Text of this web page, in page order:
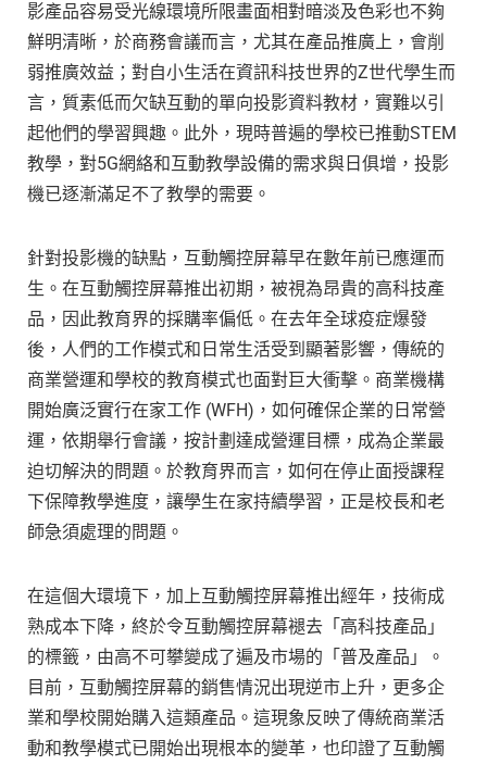
影產品容易受光線環境所限畫面相對暗淡及色彩也不夠
鮮明清晰，於商務會議而言，尤其在產品推廣上，會削
弱推廣效益；對自小生活在資訊科技世界的Z世代學生而
言，質素低而欠缺互動的單向投影資料教材，實難以引
起他們的學習興趣。此外，現時普遍的學校已推動STEM
教學，對5G網絡和互動教學設備的需求與日俱增，投影
機已逐漸滿足不了教學的需要。
針對投影機的缺點，互動觸控屏幕早在數年前已應運而
生。在互動觸控屏幕推出初期，被視為昂貴的高科技產
品，因此教育界的採購率偏低。在去年全球疫症爆發
後，人們的工作模式和日常生活受到顯著影響，傳統的
商業營運和學校的教育模式也面對巨大衝擊。商業機構
開始廣泛實行在家工作 (WFH)，如何確保企業的日常營
運，依期舉行會議，按計劃達成營運目標，成為企業最
迫切解決的問題。於教育界而言，如何在停止面授課程
下保障教學進度，讓學生在家持續學習，正是校長和老
師急須處理的問題。
在這個大環境下，加上互動觸控屏幕推出經年，技術成
熟成本下降，終於令互動觸控屏幕褪去「高科技產品」
的標籤，由高不可攀變成了遍及市場的「普及產品」。
目前，互動觸控屏幕的銷售情況出現逆市上升，更多企
業和學校開始購入這類產品。這現象反映了傳統商業活
動和教學模式已開始出現根本的變革，也印證了互動觸